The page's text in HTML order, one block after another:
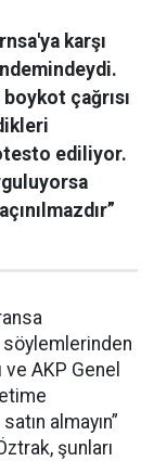
karşı
çağrısı
ediliyor.
söylemlerinden
AKP Genel
almayın”
şunları